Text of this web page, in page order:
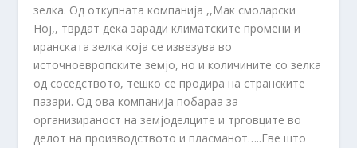
зелка. Од откупната компанија ,,Мак смоларски
Ној,, тврдат дека заради климатските промени и
иранската зелка која се извезува во
источноевропските земјо, но и количините со зелка
од соседството, тешко се продира на странските
пазари. Од ова компанија побараа за
организираност на земјоделците и трговците во
делот на производството и пласманот…..Еве што